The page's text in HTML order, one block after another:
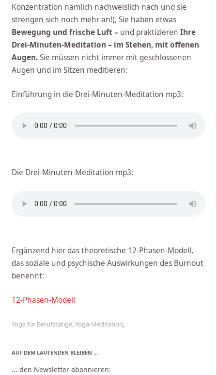
Konzentration nämlich nachweislich nach und sie
strengen sich noch mehr an!), Sie haben etwas
Bewegung und frische Luft – und praktizieren Ihre
Drei-Minuten-Meditation – im Stehen, mit offenen
Augen.Sie müssen nicht immer mit geschlossenen
Augen und im Sitzen meditieren:
Einführung in die Drei-Minuten-Meditation mp3:
Die Drei-Minuten-Meditation mp3:
Ergänzend hier das theoretische 12-Phasen-Modell,
das soziale und psychische Auswirkungen des Burnout
benennt:
12-Phasen-Modell
Yoga für Berufstätige,Yoga-Meditation,
AUF DEM LAUFENDEN BLEIBEN …
... den Newsletter abonnieren: